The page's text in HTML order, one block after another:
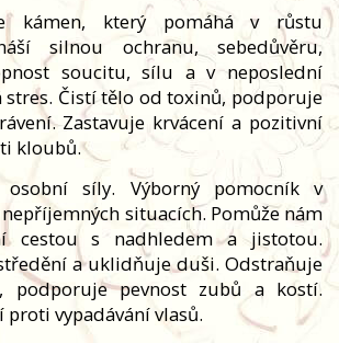
kámen, který pomáhá v růstu
silnou ochranu, sebedůvěru,
soucitu, sílu a v neposlední
stres. Čistí tělo od toxinů, podporuje
Zastavuje krvácení a pozitivní
kloubů.
síly. Výborný pomocník v
situacích. Pomůže nám
cestou s nadhledem a jistotou.
a uklidňuje duši. Odstraňuje
podporuje pevnost zubů a kostí.
proti vypadávání vlasů.